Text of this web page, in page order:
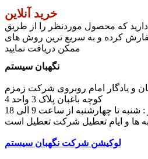
خرید آنلاین
که محصول موردنظر را از طریق
کرده و به سریع ترین روش های
ممکن دریافت نمایید
نگهبان سیستم
و یادگار امام روبروی شرکت زمزم
کوچه باغبان پلاک 3 واحد 4
لوکیشن شرکت نگهبان سیستم